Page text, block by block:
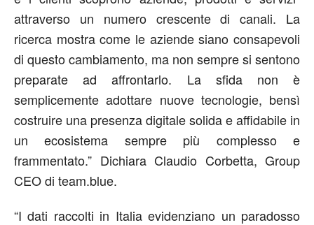
attraverso un numero crescente di canali. La
ricerca mostracome le aziende siano consapevoli
di questo cambiamento, ma non sempre si sentono
preparate ad affrontarlo. La sfida non è
semplicemente adottare nuove tecnologie, bensì
costruire una presenza digitale solida e affidabile in
un ecosistema sempre più complesso e
frammentato.” Dichiara Claudio Corbetta, Group
CEO di team.blue.
“I dati raccolti in Italia evidenziano un paradosso